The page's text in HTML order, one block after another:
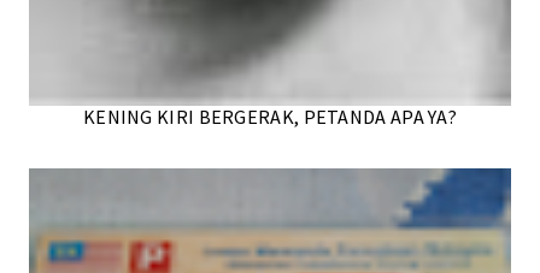
KENING KIRI BERGERAK, PETANDA APA YA?